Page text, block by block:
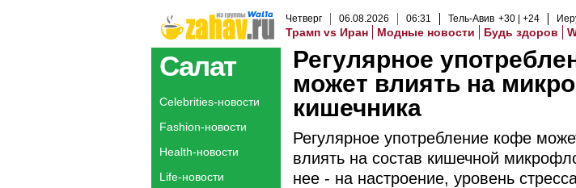
Четверг 06.08.2026 06:31 Тель-Авив +30 +24
Трамп vs Иран Модные новости Будь здоров
Салат
Celebrities-новости
Fashion-новости
Health-новости
Life-новости
Регулярное
может влиять на
кишечника
Регулярное употребление кофе
влиять на состав кишечной
нее - на настроение, уровень